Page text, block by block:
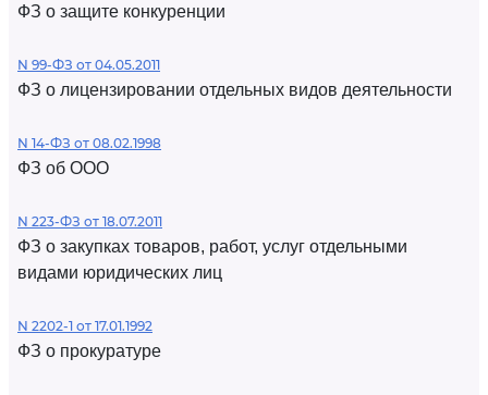
ФЗ о защите конкуренции
N 99-ФЗ от 04.05.2011
ФЗ о лицензировании отдельных видов деятельности
N 14-ФЗ от 08.02.1998
ФЗ об ООО
N 223-ФЗ от 18.07.2011
ФЗ о закупках товаров, работ, услуг отдельными
видами юридических лиц
N 2202-1 от 17.01.1992
ФЗ о прокуратуре